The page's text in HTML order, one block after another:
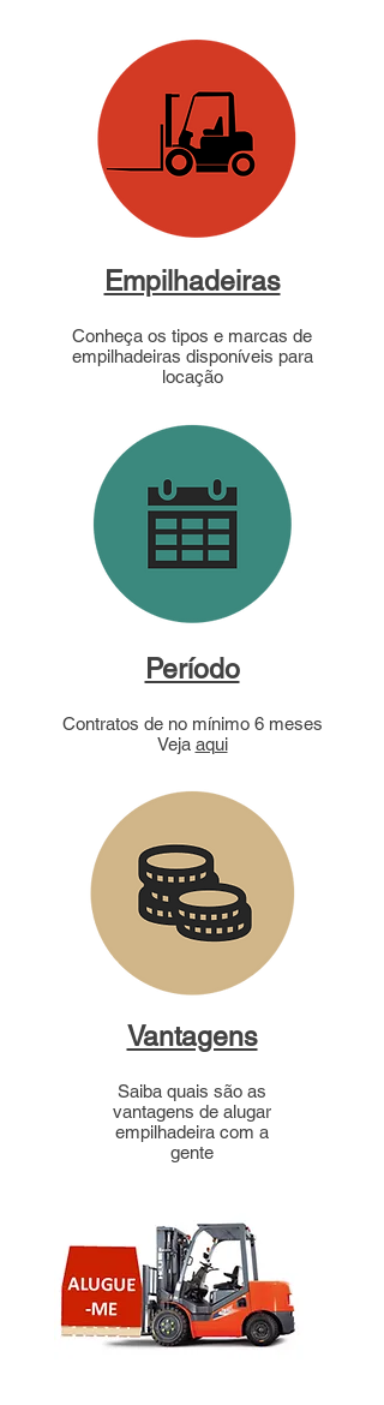
Empilhadeiras
Conheça os tipos e marcas de
empilhadeiras disponíveis para
locação
Período
Contratos de no mínimo 6 meses
Veja aqui
Vantagens
Saiba quais são as
vantagens de alugar
empilhadeira com a
gente